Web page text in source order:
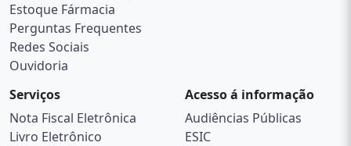
Estoque Fármacia
Perguntas Frequentes
Redes Sociais
Ouvidoria
Serviços
Nota Fiscal Eletrônica
Livro Eletrônico
Acesso á informação
Audiências Públicas
ESIC